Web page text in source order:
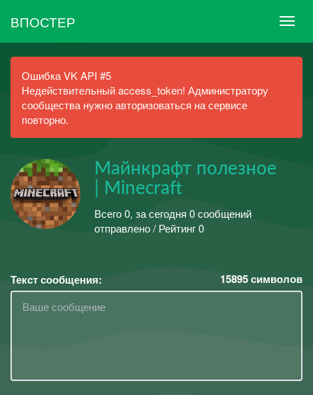
ВПОСТЕР
Ошибка VK API #5
Недействительный access_token! Администратору
сообщества нужно авторизоваться на сервисе
повторно.
Майнкрафт полезное
| Minecraft
Всего 0, за сегодня 0 сообщений
отправлено / Рейтинг 0
Текст сообщения: 15895символов